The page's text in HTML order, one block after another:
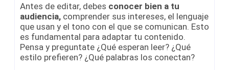
Antes de editar, debes conocer bien a tu
audiencia, comprender sus intereses, el lenguaje
que usan y el tono con el que se comunican. Esto
es fundamental para adaptar tu contenido.
Pensa y preguntate ¿Qué esperan leer? ¿Qué
estilo prefieren? ¿Qué palabras los conectan?